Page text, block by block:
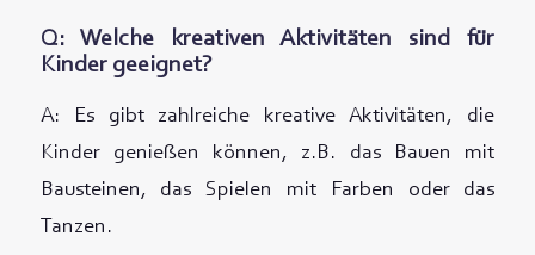
Q: Welche kreativen Aktivitäten sind für
Kinder geeignet?
A: Es gibt zahlreiche kreative Aktivitäten, die
Kinder genießen können, z.B. das Bauen mit
Bausteinen, das Spielen mit Farben oder das
Tanzen.